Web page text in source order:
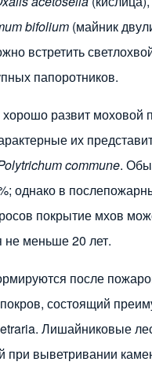
bifolium (майник
встретить
папоротников.
развит моховой
их
commune.
однако в
покрытие мхов
не меньше 20 лет.
после
состоящий
Лишайниковые
при выветривании